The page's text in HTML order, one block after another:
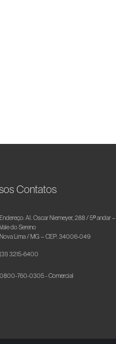
Contatos
Endereço: Al. Oscar Niemeyer, 288 / 5º andar –
Vale do Sereno
Nova Lima / MG – CEP: 34006-049
(31) 3215-6400
0800-760-0305 - Comercial